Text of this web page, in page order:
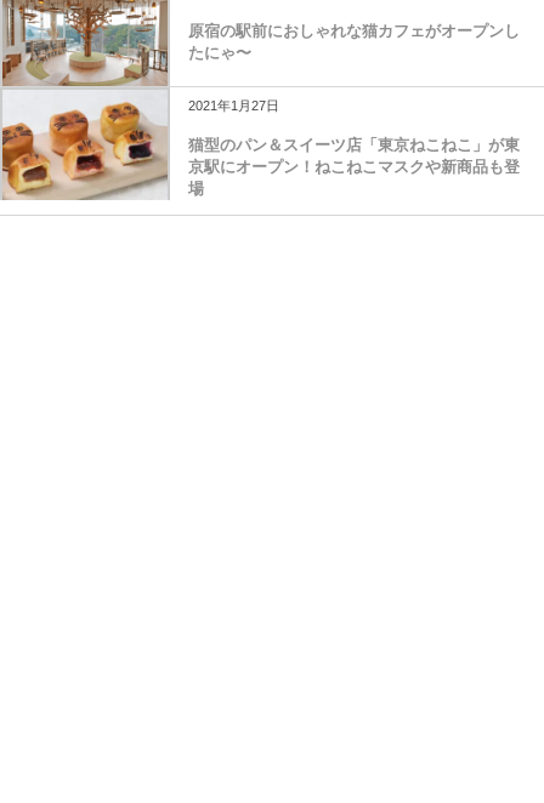
原宿の駅前におしゃれな猫カフェがオープンし
たにゃ〜
2021年1月27日
猫型のパン＆スイーツ店「東京ねこねこ」が東
京駅にオープン！ねこねこマスクや新商品も登
場